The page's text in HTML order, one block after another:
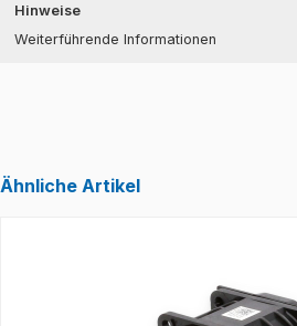
Hinweise
Weiterführende Informationen
Ähnliche Artikel